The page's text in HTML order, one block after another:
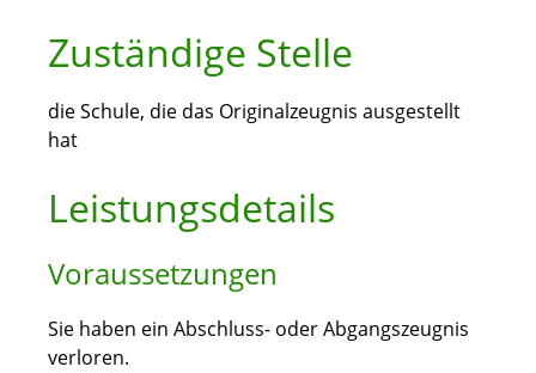
Zuständige Stelle
die Schule, die das Originalzeugnis ausgestellt
hat
Leistungsdetails
Voraussetzungen
Sie haben ein Abschluss- oder Abgangszeugnis
verloren.